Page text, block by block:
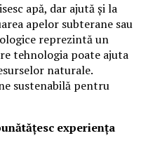
apă, dar ajută și la
apelor subterane sau
reprezintă un
tehnologia poate ajuta
naturale.
sustenabilă pentru
experiența